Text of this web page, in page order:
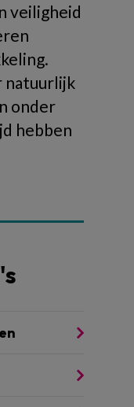
veiligheid
natuurlijk
onder
hebben